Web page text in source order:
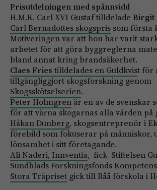
Prisutdelningen med spännvidd
H.M.K. Carl XVI Gustaf tilldelade Birgit
Carl Bernadottes skogspris som första
Motiveringen var att hon har varit
arbetet för att göra byggreglerna
bland annat kring brandsäkerhet.
Claes Fries tilldelades en Guldkvist för
tillgängliggjort skogsforskning genom
Skogsskötselserien.
Peter Holmgrenär en av de svenskar
för att värna skogarnas alla värden på
Håkan Dunberg, skogsentreprenör i
förebild som fokuserar på människor,
lönsamhet i sitt företagande.
Ali Naderi, Innventia, fick Stiftelsen
Sundblads Forskningsfonds
Stora Träpriset gick till Råå förskola i